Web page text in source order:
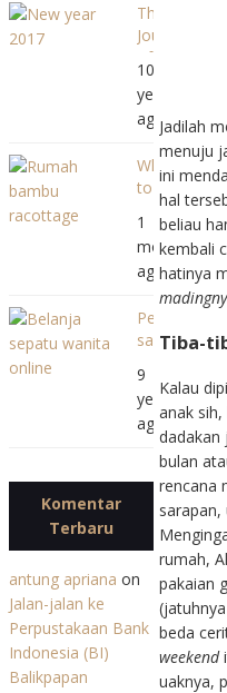
Jadilah
menuju
ini
hal
beliau
kembali
hatinya
Tiba-
Kalau
anak
dadakan
bulan
rencana
sarapan,
rumah,
pakaian
beda
weekend
uaknya,
The
Journey
of
Senggigi,
Acara
Tahun
Baru
ala
Kila
Senggigi
Beach
Lombok
10
years
ago
Where
to
Stay
in
Mandalika
for
Short
Family
Getaway
1
month
ago
Pengalaman
saat
Sepatu
Wanita
Online
9
years
ago
Komentar
Terbaru
antung apriana on
Jalan-jalan ke
Perpustakaan Bank
Indonesia (BI)
Balikpapan